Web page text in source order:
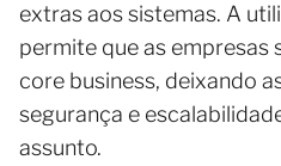
extras aos sistemas. A
permite que as empresas
core business, deixando
segurança e
assunto.